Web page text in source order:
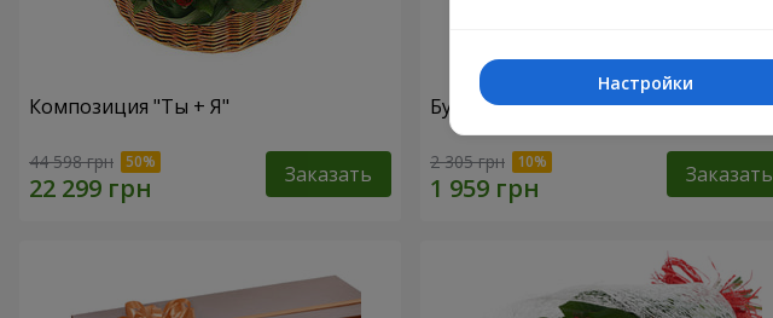
Композиция "Ты + Я"
44 598 грн Заказать
Букет "В восторге от тебя!"
2 305 грн Заказать
Настройки